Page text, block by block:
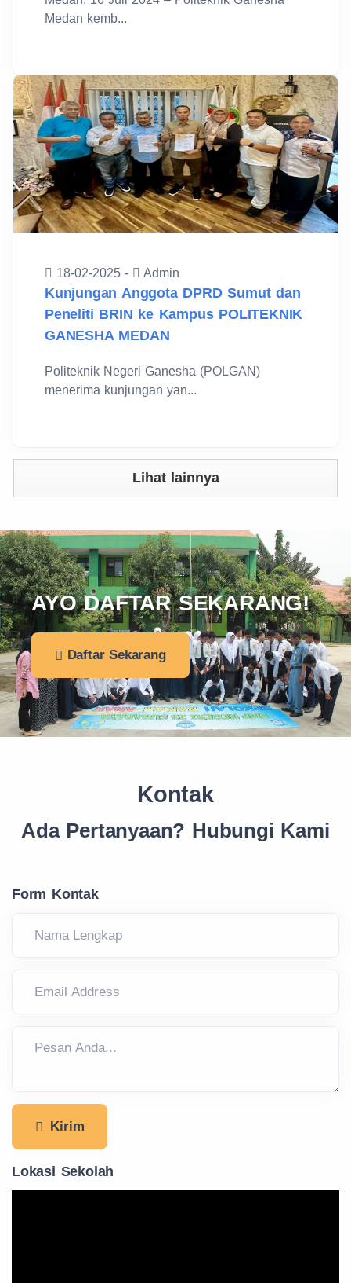
Medan kemb...
18-02-2025 - Admin
Kunjungan Anggota DPRD Sumut dan
Peneliti BRIN ke Kampus POLITEKNIK
GANESHA MEDAN
Politeknik Negeri Ganesha (POLGAN)
menerima kunjungan yan...
Lihat lainnya
AYO DAFTAR SEKARANG!
Daftar Sekarang
Kontak
Ada Pertanyaan? Hubungi Kami
Form Kontak
Kirim
Lokasi Sekolah